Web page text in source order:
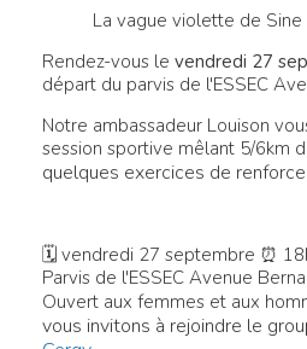
La vague violette de Sine
Rendez-vous le vendredi 27
départ du parvis de l'ESSEC
Notre ambassadeur Louison
session sportive mêlant 5/6km
quelques exercices de
🗓 vendredi 27 septembre ⏰
Parvis de l'ESSEC Avenue
Ouvert aux femmes et aux
vous invitons à rejoindre le